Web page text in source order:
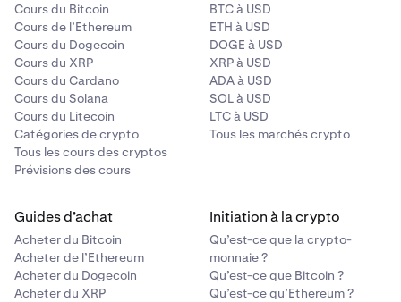
Cours du Bitcoin
Cours de l’Ethereum
Cours du Dogecoin
Cours du XRP
Cours du Cardano
Cours du Solana
Cours du Litecoin
Catégories de crypto
Tous les cours des cryptos
Prévisions des cours
BTC à USD
ETH à USD
DOGE à USD
XRP à USD
ADA à USD
SOL à USD
LTC à USD
Tous les marchés crypto
Guides d’achat
Acheter du Bitcoin
Acheter de l’Ethereum
Acheter du Dogecoin
Acheter du XRP
Initiation à la crypto
Qu’est-ce que la crypto-
monnaie ?
Qu’est-ce que Bitcoin ?
Qu’est-ce qu’Ethereum ?